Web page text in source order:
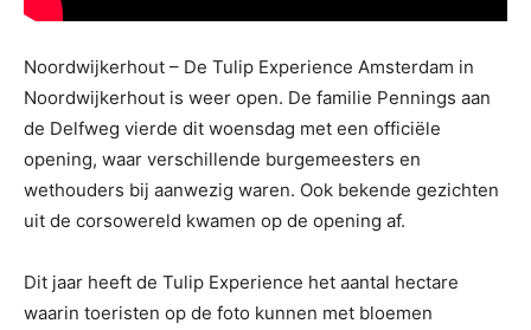
Noordwijkerhout – De Tulip Experience Amsterdam in
Noordwijkerhout is weer open. De familie Pennings aan
de Delfweg vierde dit woensdag met een officiële
opening, waar verschillende burgemeesters en
wethouders bij aanwezig waren. Ook bekende gezichten
uit de corsowereld kwamen op de opening af.
Dit jaar heeft de Tulip Experience het aantal hectare
waarin toeristen op de foto kunnen met bloemen